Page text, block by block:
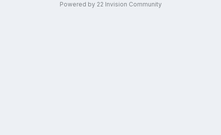
Powered by 22 Invision Community